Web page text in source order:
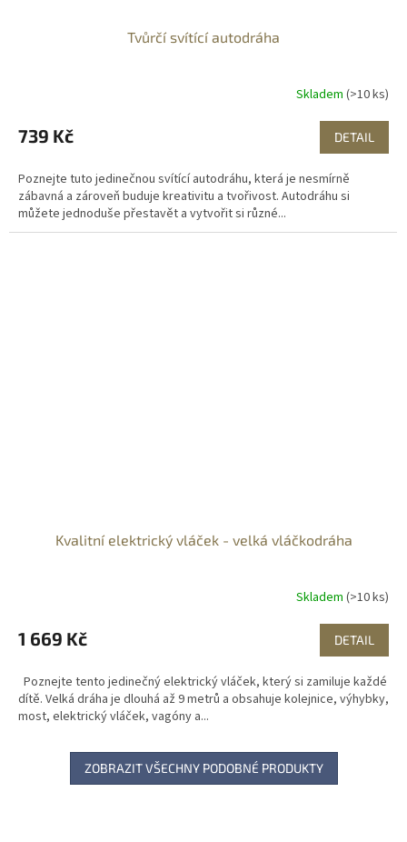
Tvůrčí svítící autodráha
Skladem (>10 ks)
739 Kč DETAIL
Poznejte tuto jedinečnou svítící autodráhu, která je nesmírně
zábavná a zároveň buduje kreativitu a tvořivost. Autodráhu si
můžete jednoduše přestavět a vytvořit si různé...
Kvalitní elektrický vláček - velká vláčkodráha
Skladem (>10 ks)
1 669 Kč DETAIL
Poznejte tento jedinečný elektrický vláček, který si zamiluje každé
dítě. Velká dráha je dlouhá až 9 metrů a obsahuje kolejnice, výhybky,
most, elektrický vláček, vagóny a...
ZOBRAZIT VŠECHNY PODOBNÉ PRODUKTY